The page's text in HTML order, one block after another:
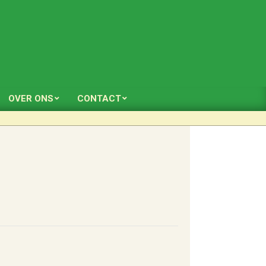
OVER ONS CONTACT